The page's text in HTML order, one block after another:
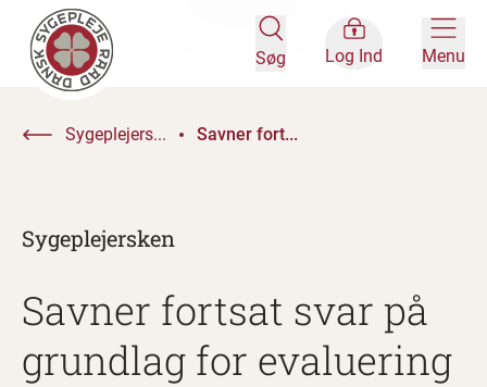
Søg Log Ind Menu
Sygeplejers... Savner fort...
Sygeplejersken
Savner fortsat svar på
grundlag for evaluering